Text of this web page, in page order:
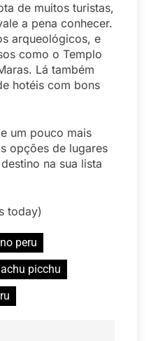
de muitos turistas,
a pena conhecer.
arqueológicos, e
como o Templo
Lá também
hotéis com bons
um pouco mais
opções de lugares
na sua lista
today)
peru
picchu